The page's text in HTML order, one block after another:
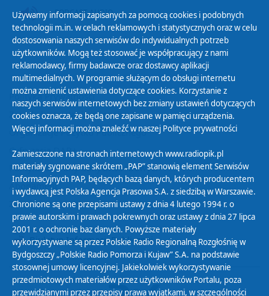
PODCAST AUDIO
Polityka Prywatności
Zasady korzystania z Serwisu
Organizacje Pożytku Publicznego
Cyfryzacja DAB+
Polityka ochrony danych osobowych
Abonament
Zamówienia publiczne
Biuletyn Informacji Publicznej
Używamy informacji zapisanych za pomocą cookies i podobnych
technologii m.in. w celach reklamowych i statystycznych oraz w celu
dostosowania naszych serwisów do indywidualnych potrzeb
użytkowników. Mogą też stosować je współpracujący z nami
reklamodawcy, firmy badawcze oraz dostawcy aplikacji
multimedialnych. W programie służącym do obsługi internetu
można zmienić ustawienia dotyczące cookies. Korzystanie z
naszych serwisów internetowych bez zmiany ustawień dotyczących
cookies oznacza, że będą one zapisane w pamięci urządzenia.
Więcej informacji można znaleźć w naszej Polityce prywatności
Zamieszczone na stronach internetowych www.radiopik.pl
materiały sygnowane skrótem „PAP” stanowią element Serwisów
Informacyjnych PAP, będących bazą danych, których producentem
i wydawcą jest Polska Agencja Prasowa S.A. z siedzibą w Warszawie.
Chronione są one przepisami ustawy z dnia 4 lutego 1994 r. o
prawie autorskim i prawach pokrewnych oraz ustawy z dnia 27 lipca
2001 r. o ochronie baz danych. Powyższe materiały
wykorzystywane są przez Polskie Radio Regionalną Rozgłośnię w
Bydgoszczy „Polskie Radio Pomorza i Kujaw” S.A. na podstawie
stosownej umowy licencyjnej. Jakiekolwiek wykorzystywanie
przedmiotowych materiałów przez użytkowników Portalu, poza
przewidzianymi przez przepisy prawa wyjątkami, w szczególności